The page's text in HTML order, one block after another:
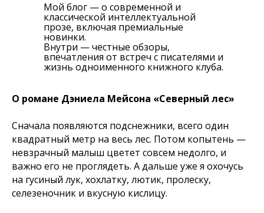
Мой блог — о современной и
классической интеллектуальной
прозе, включая премиальные
новинки.
Внутри — честные обзоры,
впечатления от встреч с писателями и
жизнь одноименного книжного клуба.
О романе Дэниела Мейсона «Северный лес»
Сначала появляются подснежники, всего один
квадратный метр на весь лес. Потом копытень —
невзрачный малыш цветет совсем недолго, и
важно его не проглядеть. А дальше уже я охочусь
на гусиный лук, хохлатку, лютик, пролеску,
селезеночник и вкусную кислицу.